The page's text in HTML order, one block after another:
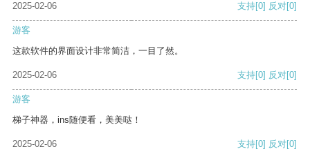
2025-02-06
支持[0] 反对[0]
游客
这款软件的界面设计非常简洁，一目了然。
2025-02-06 支持[0] 反对[0]
游客
梯子神器，ins随便看，美美哒！
2025-02-06 支持[0] 反对[0]